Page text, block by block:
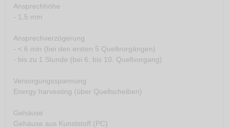
Ansprechhöhe
- 1,5 mm
Ansprechverzögerung
- < 6 min (bei den ersten 5 Quellvorgängen)
- bis zu 1 Stunde (bei 6. bis 10. Quellvorgang)
Versorgungsspannung
Energy harvesting (über Quellscheiben)
Gehäuse
Gehäuse aus Kunststoff (PC)